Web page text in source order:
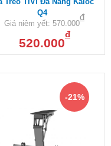
Q4
Giá niêm yết: 570.000
đ
520.000
đ
-21%